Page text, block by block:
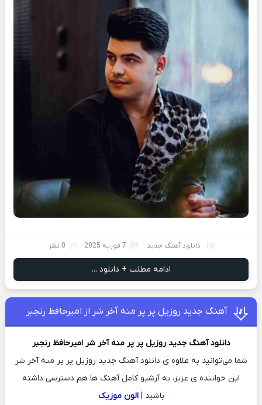
دانلود آهنگ جدید 7 فوریه 2025 0 نظر
ادامه مطلب + دانلود ...
آهنگ جدید روزﻳﻞ ﭘﺮ ﭘﺮ منه آخر شر از امیرحافظ رنجبر
دانلود آهنگ جدید روزﻳﻞ ﭘﺮ ﭘﺮ منه آخر شرامیرحافظ رنجبر
شما می‌توانید به علاوه ی دانلود آهنگ جدید روزﻳﻞ ﭘﺮ ﭘﺮ منه آخر شر
این خواننده ی عزیز، به آرشیو کامل آهنگ ها هم دسترسی داشته
باشید |الون موزیک